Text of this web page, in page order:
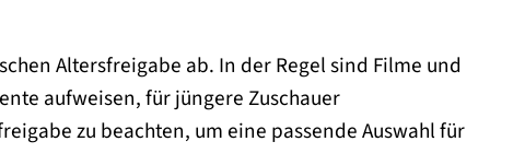
Altersfreigabe ab. In der Regel sind Filme und
aufweisen, für jüngere Zuschauer
zu beachten, um eine passende Auswahl für